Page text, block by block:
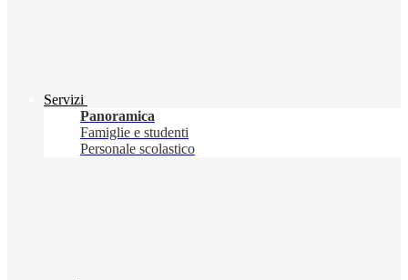
Servizi
Panoramica
Famiglie e studenti
Personale scolastico